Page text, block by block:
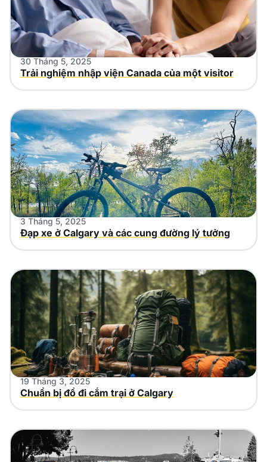
30 Tháng 5, 2025
Trải nghiệm nhập viện Canada của một visitor
3 Tháng 5, 2025
Đạp xe ở Calgary và các cung đường lý tưởng
19 Tháng 3, 2025
Chuẩn bị đồ đi cắm trại ở Calgary